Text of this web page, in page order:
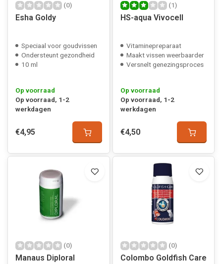
(0)
Esha Goldy
Speciaal voor goudvissen
Ondersteunt gezondheid
10 ml
Op voorraad
Op voorraad, 1-2
werkdagen
€4,95
(1)
HS-aqua Vivocell
Vitaminepreparaat
Maakt vissen weerbaarder
Versnelt genezingsproces
Op voorraad
Op voorraad, 1-2
werkdagen
€4,50
(0)
Manaus Diploral
(0)
Colombo Goldfish Care